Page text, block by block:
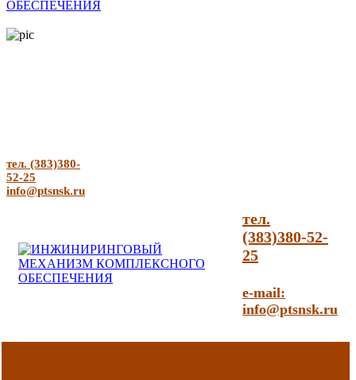
тел. (383)380-
52-25
info@ptsnsk.ru
тел.
(383)380-52-
25
e-mail:
info@ptsnsk.ru